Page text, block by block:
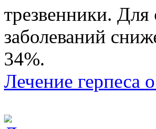
трезвенники. Для
заболеваний
34%.
Лечение